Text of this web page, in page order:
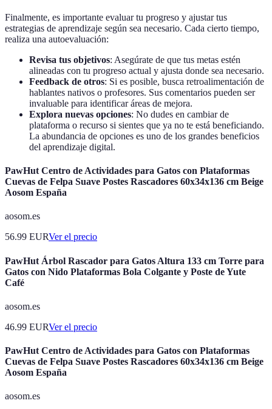
Finalmente, es importante evaluar tu progreso y ajustar tus
estrategias de aprendizaje según sea necesario. Cada cierto tiempo,
realiza una autoevaluación:
Revisa tus objetivos: Asegúrate de que tus metas estén
alineadas con tu progreso actual y ajusta donde sea necesario.
Feedback de otros: Si es posible, busca retroalimentación de
hablantes nativos o profesores. Sus comentarios pueden ser
invaluable para identificar áreas de mejora.
Explora nuevas opciones: No dudes en cambiar de
plataforma o recurso si sientes que ya no te está beneficiando.
La abundancia de opciones es uno de los grandes beneficios
del aprendizaje digital.
PawHut Centro de Actividades para Gatos con Plataformas
Cuevas de Felpa Suave Postes Rascadores 60x34x136 cm Beige
Aosom España
aosom.es
56.99 EURVer el precio
PawHut Árbol Rascador para Gatos Altura 133 cm Torre para
Gatos con Nido Plataformas Bola Colgante y Poste de Yute
Café
aosom.es
46.99 EURVer el precio
PawHut Centro de Actividades para Gatos con Plataformas
Cuevas de Felpa Suave Postes Rascadores 60x34x136 cm Beige
Aosom España
aosom.es